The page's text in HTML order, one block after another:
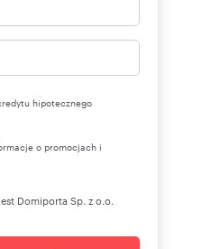
hipotecznego
o promocjach i
Domiporta Sp. z o.o.